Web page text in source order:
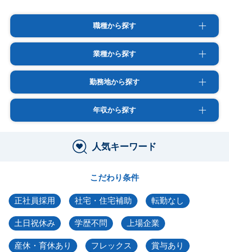
職種から探す
業種から探す
勤務地から探す
年収から探す
人気キーワード
こだわり条件
正社員採用 社宅・住宅補助 転勤なし
土日祝休み 学歴不問 上場企業
産休・育休あり フレックス 賞与あり